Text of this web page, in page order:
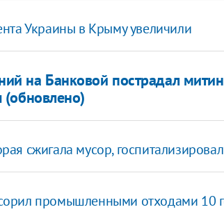
Украины в Крыму увеличили
на Банковой пострадал
(обновлено)
сжигала мусор,
промышленными отходами 10